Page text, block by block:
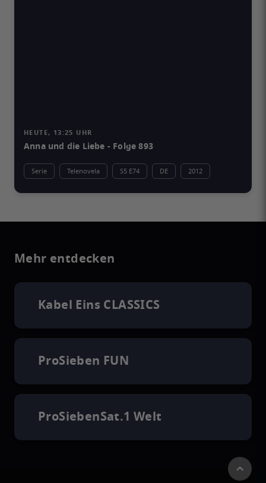
HEUTE, 13:25 UHR
Anna und die Liebe - Folge 893
Serie Telenovela S5 E74 DE 2012
Mehr entdecken
Kabel Eins CLASSICS
ProSieben FUN
ProSiebenSat.1 Welt